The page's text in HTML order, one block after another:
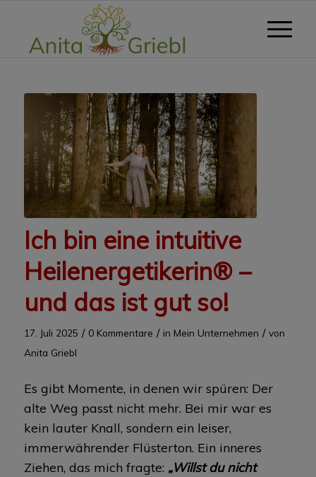
Ich bin eine intuitive
Heilenergetikerin® –
und das ist gut so!
17. Juli 2025 / 0 Kommentare / in Mein Unternehmen / von
Anita Griebl
Es gibt Momente, in denen wir spüren: Der
alte Weg passt nicht mehr. Bei mir war es
kein lauter Knall, sondern ein leiser,
immerwährender Flüsterton. Ein inneres
Ziehen, das mich fragte: „Willst du nicht